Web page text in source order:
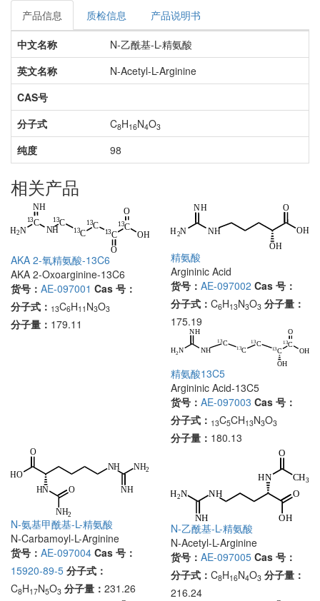
产品信息
质检信息 产品说明书
中文名称
N-乙酰基-L-精氨酸
英文名称
N-Acetyl-L-Arginine
CAS号
分子式
C8H16N4O3
纯度 98
相关产品
AKA 2-氧精氨酸-13C6
AKA 2-Oxoarginine-13C6
货号： AE-097001 Cas 号：
分子式： 13C6H11 N3O3
分子量： 179.11
精氨酸
Argininic Acid
货号： AE-097002 Cas 号：
分子式： C6H13N3O3 分子量：
175.19
精氨酸13C5
Argininic Acid-13C5
货号： AE-097003 Cas 号：
分子式： 13C5CH13N3O3
分子量： 180.13
N-氨基甲酰基-L-精氨酸
N-Carbamoyl-L-Arginine
货号： AE-097004 Cas 号：
15920-89-5 分子式：
C8H17N5O3 分子量： 231.26
N-乙酰基-L-精氨酸
N-Acetyl-L-Arginine
货号： AE-097005 Cas 号：
分子式： C8H16N4O3 分子量：
216.24